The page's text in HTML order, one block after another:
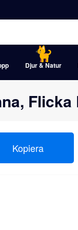
Djur & Natur
Kopiera